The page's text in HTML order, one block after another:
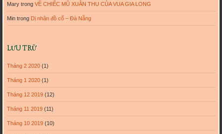
Marytrong VỀ CHIẾC MŨ XUÂN THU CỦA VUA GIA LONG
Mintrong Dị nhân đồ cổ – Đà Nẵng
LƯU TRỮ
Tháng 2 2020(1)
Tháng 1 2020(1)
Tháng 12 2019(12)
Tháng 11 2019(11)
Tháng 10 2019(10)